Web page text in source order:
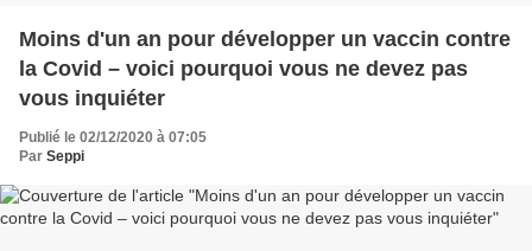
Moins d'un an pour développer un vaccin contre
la Covid – voici pourquoi vous ne devez pas
vous inquiéter
Publié le 02/12/2020 à 07:05
Par Seppi